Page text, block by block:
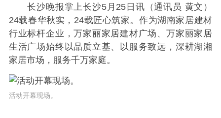
长沙晚报掌上长沙5月25日讯（通讯员 黄文）
24载春华秋实，24载匠心筑家。作为湖南家居建材
行业标杆企业，万家丽家居建材广场、万家丽家居
生活广场始终以品质立基、以服务致远，深耕湖湘
家居市场，服务千万家庭。
活动开幕现场。